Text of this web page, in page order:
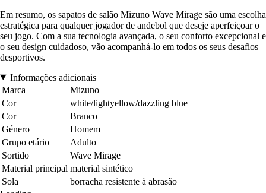
Em resumo, os sapatos de salão Mizuno Wave Mirage são uma escolha
estratégica para qualquer jogador de andebol que deseje aperfeiçoar o
seu jogo. Com a sua tecnologia avançada, o seu conforto excepcional e
o seu design cuidadoso, vão acompanhá-lo em todos os seus desafios
desportivos.
Informações adicionais
Marca
Mizuno
Cor
white/lightyellow/dazzling blue
Cor
Branco
Género
Homem
Grupo etário
Adulto
Sortido
Wave Mirage
Material principal material sintético
Sola
borracha resistente à abrasão